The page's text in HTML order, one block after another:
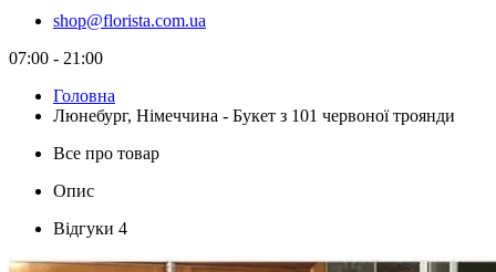
shop@florista.com.ua
07:00 - 21:00
Головна
Люнебург, Німеччина - Букет з 101 червоної троянди
Все про товар
Опис
Відгуки 4